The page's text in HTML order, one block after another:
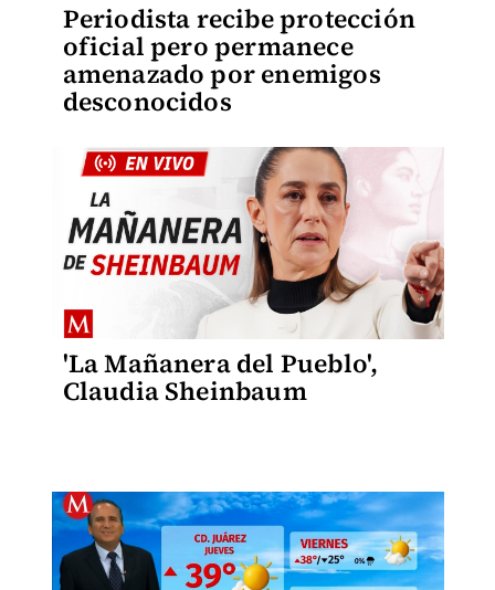
Periodista recibe protección
oficial pero permanece
amenazado por enemigos
desconocidos
'La Mañanera del Pueblo',
Claudia Sheinbaum